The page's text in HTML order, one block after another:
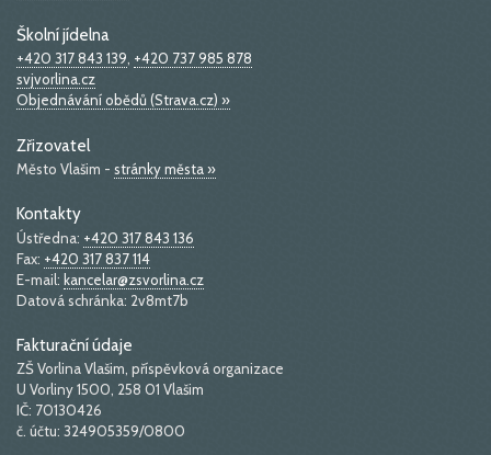
Školní jídelna
+420 317 843 139, +420 737 985 878
svjvorlina.cz
Objednávání obědů (Strava.cz) »
Zřizovatel
Město Vlašim - stránky města »
Kontakty
Ústředna: +420 317 843 136
Fax: +420 317 837 114
E-mail: kancelar@zsvorlina.cz
Datová schránka: 2v8mt7b
Fakturační údaje
ZŠ Vorlina Vlašim, příspěvková organizace
U Vorliny 1500, 258 01 Vlašim
IČ: 70130426
č. účtu: 324905359/0800